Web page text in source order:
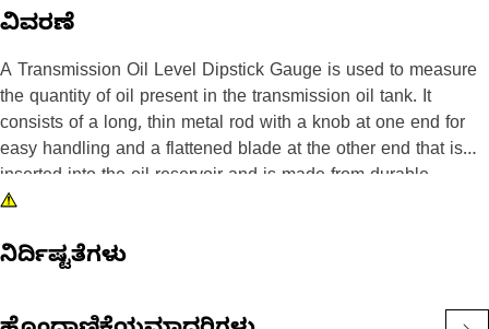
ವಿವರಣೆ
A Transmission Oil Level Dipstick Gauge is used to measure
the quantity of oil present in the transmission oil tank. It
consists of a long, thin metal rod with a knob at one end for
easy handling and a flattened blade at the other end that is
inserted into the oil reservoir and is made from durable
material. The blade of the oil level dipstick is marked with
• Withstands harsh working conditions encountered during the
ನಿರ್ದಿಷ್ಟತೆಗಳು